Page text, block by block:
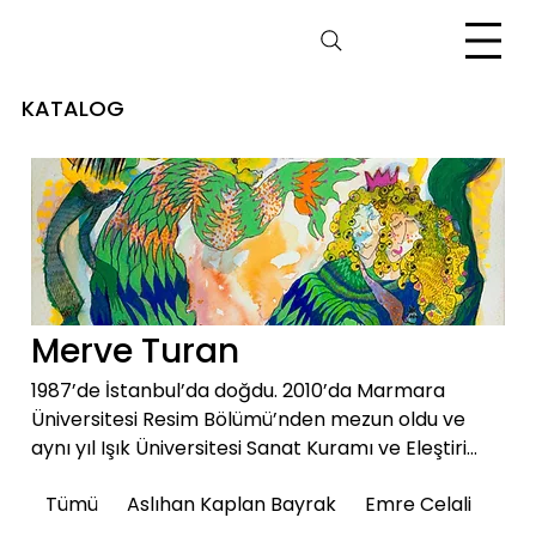
KATALOG
Merve Turan
1987’de İstanbul’da doğdu. 2010’da Marmara
Üniversitesi Resim Bölümü’nden mezun oldu ve
aynı yıl Işık Üniversitesi Sanat Kuramı ve Eleştiri
içi ve yurt dışında birçok sergiye katılan sanatçı, ilk
Tümü Aslıhan Kaplan Bayrak
Emre Celali